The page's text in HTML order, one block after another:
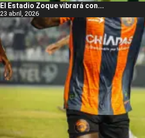
El Estadio Zoque vibrará con...
23 abril, 2026